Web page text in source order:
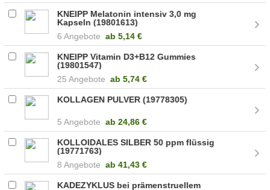
KNEIPP Melatonin intensiv 3,0 mg
Kapseln (19801613)
6 Angebote ab 5,14 €
KNEIPP Vitamin D3+B12 Gummies
(19801547)
25 Angebote ab 5,74 €
KOLLAGEN PULVER (19778305)
5 Angebote ab 24,86 €
KOLLOIDALES SILBER 50 ppm flüssig
(19771763)
8 Angebote ab41,43 €
KADEZYKLUS bei prämenstruellem